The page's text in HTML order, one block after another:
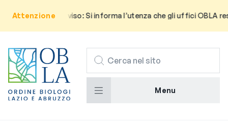
AttenzioneAvviso: Si informa l’utenza che gli uffici OBLA
CERCA
Menu